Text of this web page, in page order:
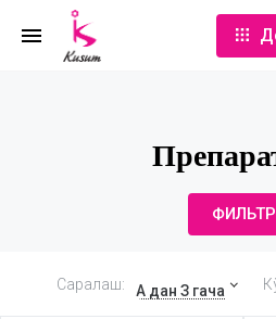
ФИЛЬТР
Саралаш: А дан З гача